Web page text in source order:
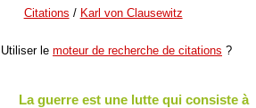
Citations / Karl von Clausewitz
Utiliser le moteur de recherche de citations ?
La guerre est une lutte qui consiste à